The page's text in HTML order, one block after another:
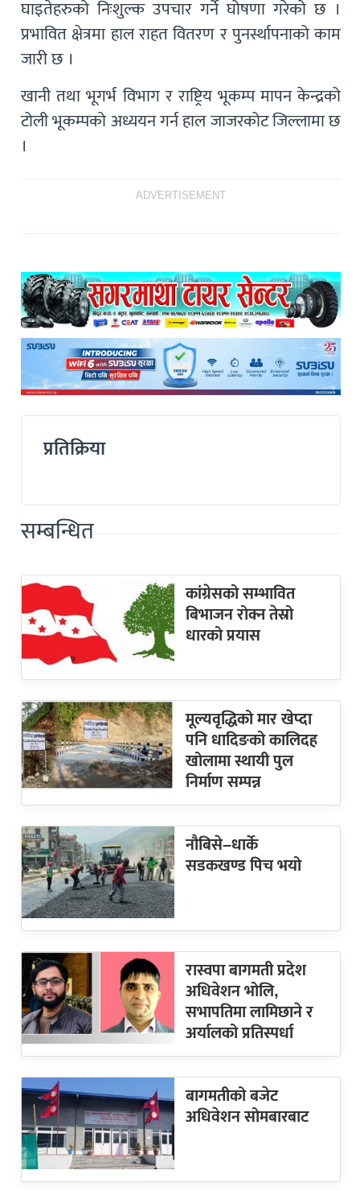
घाइतेहरुको निःशुल्क उपचार गर्ने घोषणा गरेको छ ।
प्रभावित क्षेत्रमा हाल राहत वितरण र पुनर्स्थापनाको काम
जारी छ ।
खानी तथा भूगर्भ विभाग र राष्ट्रिय भूकम्प मापन केन्द्रको
टोली भूकम्पको अध्ययन गर्न हाल जाजरकोट जिल्लामा छ
।
ADVERTISEMENT
प्रतिक्रिया
सम्बन्धित
कांग्रेसको सम्भावित
बिभाजन रोक्न तेस्रो
धारको प्रयास
मूल्यवृद्धिको मार खेप्दा
पनि धादिङको कालिदह
खोलामा स्थायी पुल
निर्माण सम्पन्न
नौबिसे–धार्के
सडकखण्ड पिच भयो
रास्वपा बागमती प्रदेश
अधिवेशन भोलि,
सभापतिमा लामिछाने र
अर्यालको प्रतिस्पर्धा
बागमतीको बजेट
अधिवेशन सोमबारबाट